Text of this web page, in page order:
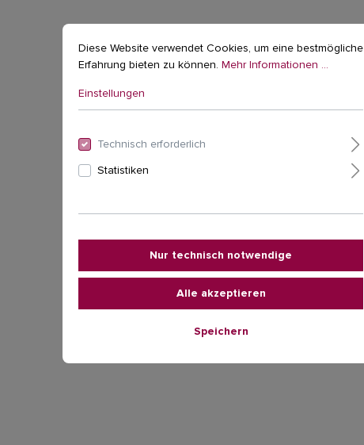
Diese Website verwendet Cookies, um eine bestmögliche
Erfahrung bieten zu können. Mehr Informationen ...
Einstellungen
Technisch erforderlich
Statistiken
Nur technisch notwendige
Alle akzeptieren
Speichern